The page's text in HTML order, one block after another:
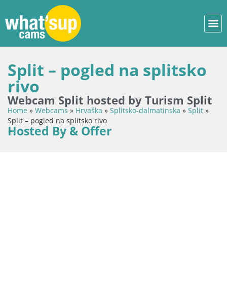
Split – pogled na splitsko
rivo
Webcam Split hosted by Turism Split
Home » Webcams » Hrvaška » Splitsko-dalmatinska » Split »
Split – pogled na splitsko rivo
Hosted By & Offer